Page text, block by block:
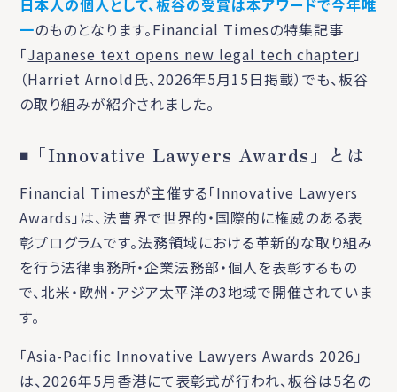
一のものとなります。Financial Timesの特集記事
「Japanese text opens new legal tech chapter」
（Harriet Arnold氏、2026年5月15日掲載）でも、板谷
の取り組みが紹介されました。
◾️ 「Innovative Lawyers Awards」とは
Financial Timesが主催する「Innovative Lawyers
Awards」は、法曹界で世界的・国際的に権威のある表
彰プログラムです。法務領域における革新的な取り組み
を行う法律事務所・企業法務部・個人を表彰するもの
で、北米・欧州・アジア太平洋の3地域で開催されていま
す。
「Asia-Pacific Innovative Lawyers Awards 2026」
は、2026年5月香港にて表彰式が行われ、板谷は5名の